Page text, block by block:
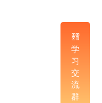
学
习
交
流
群